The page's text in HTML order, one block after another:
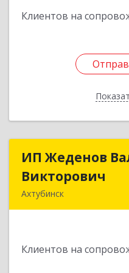
Клиентов на
ИП Жеденов
Викторович
Ахтубинск
Клиентов на
ИП